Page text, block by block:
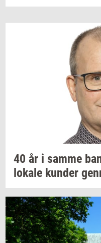
40 år i samme
lo­ka­le kun­der